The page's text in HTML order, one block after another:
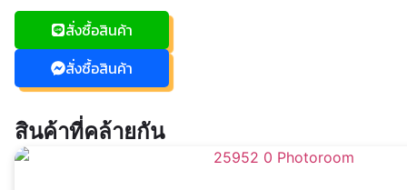
สั่งซื้อสินค้า
สั่งซื้อสินค้า
สินค้าที่คล้ายกัน